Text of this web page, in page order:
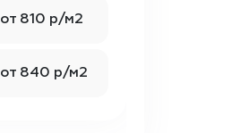
от 810 р/м2
от 840 р/м2